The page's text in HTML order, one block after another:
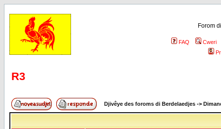
Forom
FAQ
Cweri
R3
Djivêye des foroms di Berdelaedjes ->